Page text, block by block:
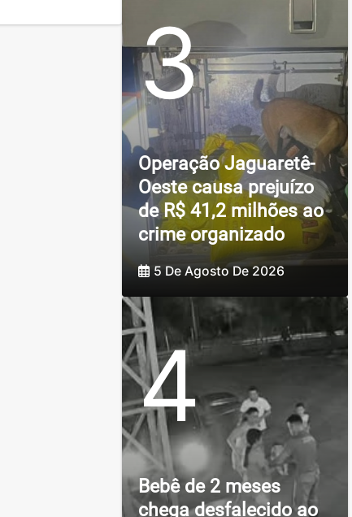
3
Operação Jaguaretê-
Oeste causa prejuízo
de R$ 41,2 milhões ao
crime organizado
5 De Agosto De 2026
4
Bebê de 2 meses
chega desfalecido ao